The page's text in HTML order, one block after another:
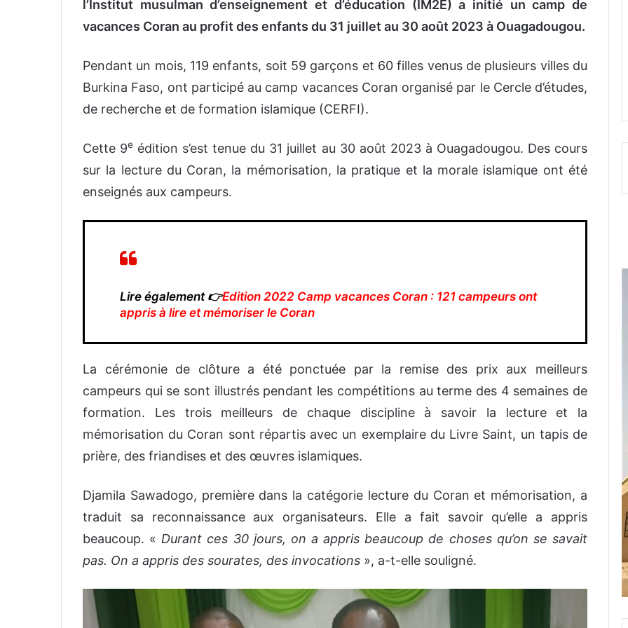
l’Institut musulman d’enseignement et d’éducation (IM2E) a initié un camp de
vacances Coran au profit des enfants du 31 juillet au 30 août 2023 à Ouagadougou.
Pendant un mois, 119 enfants, soit 59 garçons et 60 filles venus de plusieurs villes du
Burkina Faso, ont participé au camp vacances Coran organisé par le Cercle d’études,
de recherche et de formation islamique (CERFI).
Cette 9e édition s’est tenue du 31 juillet au 30 août 2023 à Ouagadougou. Des cours
sur la lecture du Coran, la mémorisation, la pratique et la morale islamique ont été
enseignés aux campeurs.
Lire également 👉Edition 2022 Camp vacances Coran : 121 campeurs ont
appris à lire et mémoriser le Coran
La cérémonie de clôture a été ponctuée par la remise des prix aux meilleurs
campeurs qui se sont illustrés pendant les compétitions au terme des 4 semaines de
formation. Les trois meilleurs de chaque discipline à savoir la lecture et la
mémorisation du Coran sont répartis avec un exemplaire du Livre Saint, un tapis de
prière, des friandises et des œuvres islamiques.
Djamila Sawadogo, première dans la catégorie lecture du Coran et mémorisation, a
traduit sa reconnaissance aux organisateurs. Elle a fait savoir qu’elle a appris
beaucoup. « Durant ces 30 jours, on a appris beaucoup de choses qu’on se savait
pas. On a appris des sourates, des invocations », a-t-elle souligné.